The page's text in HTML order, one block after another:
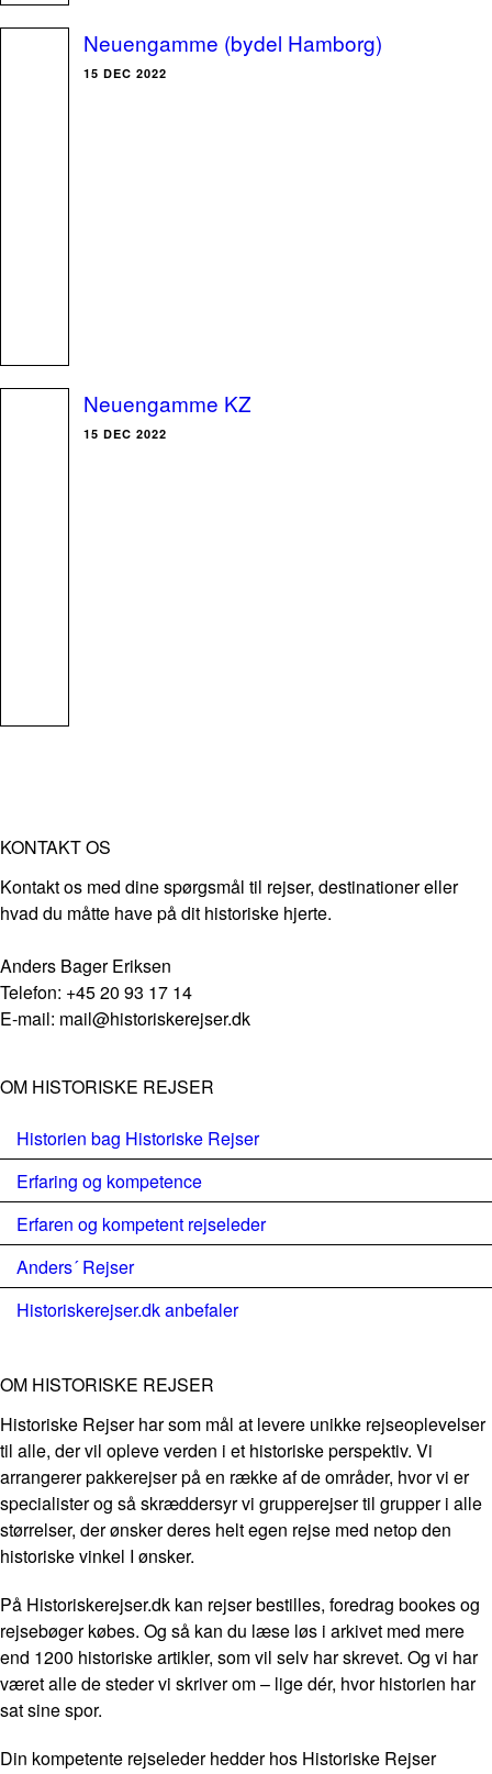
Neuengamme (bydel Hamborg)
15 DEC 2022
Neuengamme KZ
15 DEC 2022
KONTAKT OS
Kontakt os med dine spørgsmål til rejser, destinationer eller
hvad du måtte have på dit historiske hjerte.
Anders Bager Eriksen
Telefon: +45 20 93 17 14
E-mail: mail@historiskerejser.dk
OM HISTORISKE REJSER
Historien bag Historiske Rejser
Erfaring og kompetence
Erfaren og kompetent rejseleder
Anders´ Rejser
Historiskerejser.dk anbefaler
OM HISTORISKE REJSER
Historiske Rejser har som mål at levere unikke rejseoplevelser
til alle, der vil opleve verden i et historiske perspektiv. Vi
arrangerer pakkerejser på en række af de områder, hvor vi er
specialister og så skræddersyr vi grupperejser til grupper i alle
størrelser, der ønsker deres helt egen rejse med netop den
historiske vinkel I ønsker.
På Historiskerejser.dk kan rejser bestilles, foredrag bookes og
rejsebøger købes. Og så kan du læse løs i arkivet med mere
end 1200 historiske artikler, som vil selv har skrevet. Og vi har
været alle de steder vi skriver om – lige dér, hvor historien har
sat sine spor.
Din kompetente rejseleder hedder hos Historiske Rejser